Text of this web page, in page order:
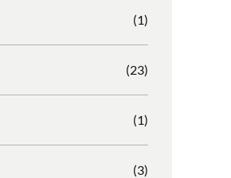
(1)
(23)
(1)
(3)